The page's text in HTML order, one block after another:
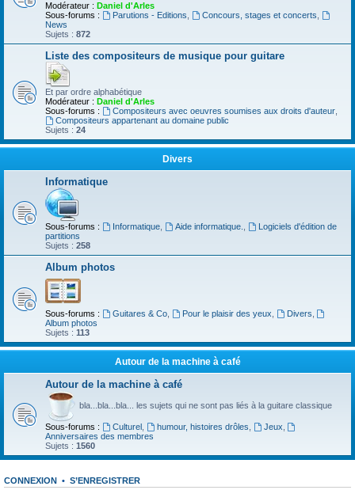
Modérateur : Daniel d'Arles
Sous-forums :
Parutions - Editions Concours, stages et concerts
News
Sujets : 872
Liste des compositeurs de musique pour guitare
Et par ordre alphabétique
Modérateur : Daniel d'Arles
Sous-forums :
Compositeurs avec oeuvres soumises aux droits d'auteur,
Compositeurs appartenant au domaine public
Sujets : 24
Divers
Informatique
Sous-forums : Informatique, Aide informatique.
Logiciels d'édition de
partitions
Sujets : 258
Album photos
Sous-forums : Guitares & Co, Pour le plaisir des yeux Divers
Album photos
Sujets : 113
Autour de la machine à café
Autour de la machine à café
bla...bla...bla... les sujets qui ne sont pas liés à la guitare classique
Sous-forums : Culturel, humour, histoires drôles Jeux
Anniversaires des membres
Sujets : 1560
CONNEXION • S’ENREGISTRER